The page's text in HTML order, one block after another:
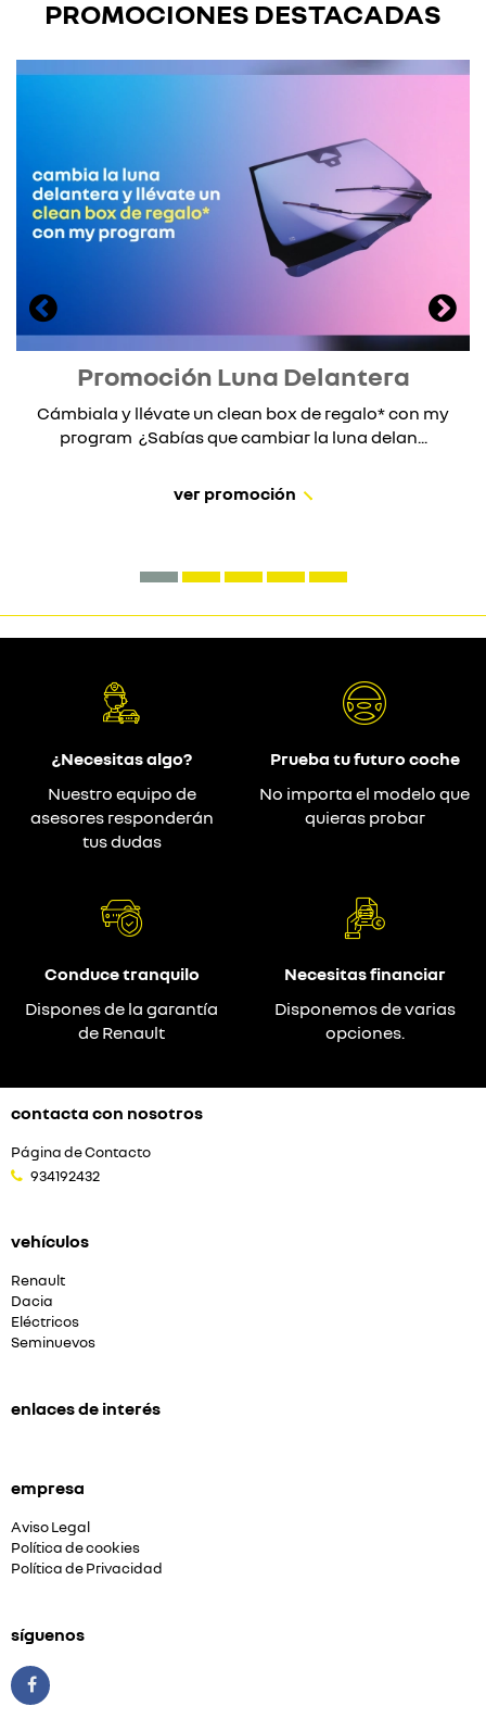
PROMOCIONES DESTACADAS
Promoción Luna Delantera
Cámbiala y llévate un clean box de regalo* con my
program ¿Sabías que cambiar la luna delan...
ver promoción
¿Necesitas algo?
Nuestro equipo de
asesores responderán
tus dudas
Prueba tu futuro coche
No importa el modelo que
quieras probar
Conduce tranquilo
Dispones de la garantía
de Renault
Necesitas financiar
Disponemos de varias
opciones.
contacta con nosotros
Página de Contacto
934192432
vehículos
Renault
Dacia
Eléctricos
Seminuevos
enlaces de interés
empresa
Aviso Legal
Política de cookies
Política de Privacidad
síguenos